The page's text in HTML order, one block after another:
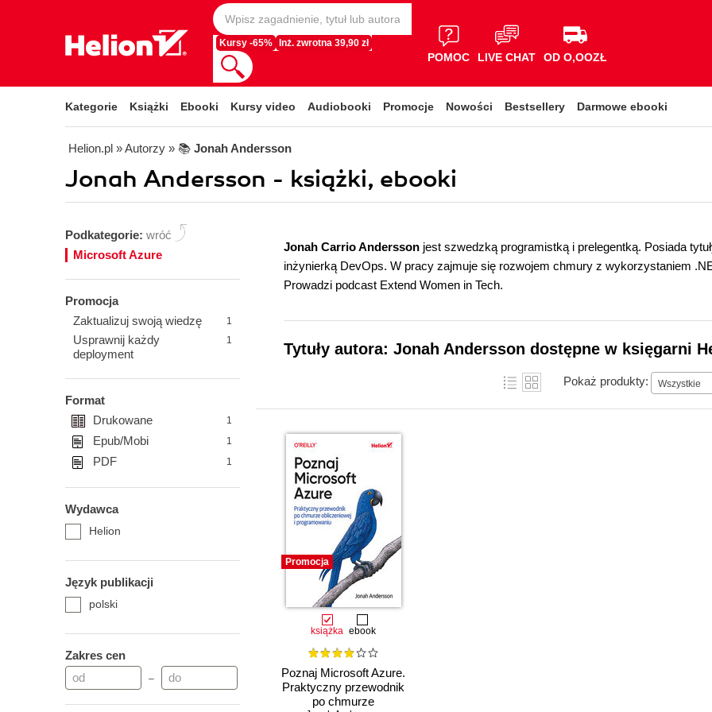
Kursy -65% Inż. zwrotna 39,90 zł
POMOC LIVE CHAT OD O,OOZŁ
Kategorie Książki Ebooki Kursy video Audiobooki Promocje Nowości Bestsellery Darmowe ebooki
Helion.pl » Autorzy » 📚 Jonah Andersson
Jonah Andersson - książki, ebooki
Podkategorie: wróć
Microsoft Azure
Promocja
Zaktualizuj swoją wiedzę
1
Usprawnij każdy
deployment
1
Format
Drukowane
1
Epub/Mobi 1
PDF 1
Wydawca
Helion
Język publikacji
polski
Zakres cen
–
Jonah Carrio Andersson jest szwedzką programistką i prelegentką. Posiada
inżynierką DevOps. W pracy zajmuje się rozwojem chmury z wykorzystaniem
Prowadzi podcast Extend Women in Tech.
Tytuły autora: Jonah Andersson dostępne w księgarni
Pokaż produkty: Wszystkie
Promocja
książka ebook
Poznaj Microsoft Azure.
Praktyczny przewodnik
po chmurze